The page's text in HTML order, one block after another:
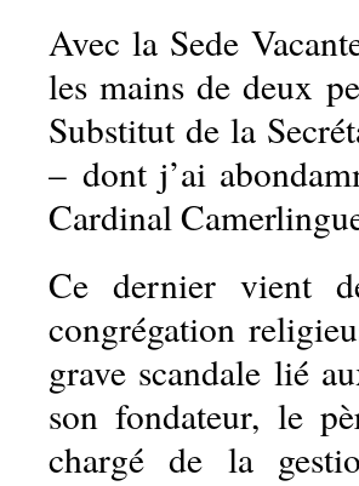
Avec la Sede
les mains de deux
Substitut de la
– dont j’ai
Cardinal
Ce dernier vient
congrégation
grave scandale lié
son fondateur, le
chargé de la